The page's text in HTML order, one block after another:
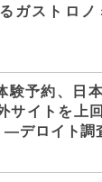
ガストロノ
験予約、日
サイトを上
デロイト調